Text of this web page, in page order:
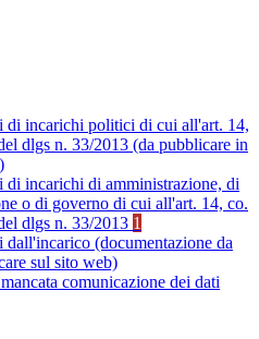
di incarichi politici di cui all'art. 14,
dlgs n. 33/2013 (da pubblicare in
di incarichi di amministrazione, di
o di governo di cui all'art. 14, co.
dlgs n. 33/2013 1
dall'incarico (documentazione da
sul sito web)
comunicazione dei dati